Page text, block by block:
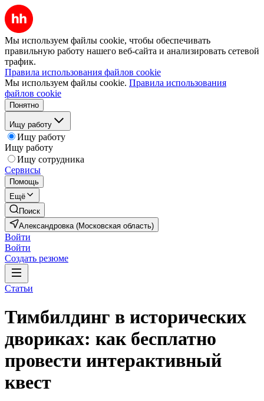
Мы используем файлы cookie, чтобы обеспечивать
правильную работу нашего веб-сайта и анализировать сетевой
трафик.
Правила использования файлов cookie
Мы используем файлы cookie. Правила использования
файлов cookie
Понятно
Ищу работу
Ищу работу
Ищу работу
Ищу сотрудника
Сервисы
Помощь
Ещё
Поиск
Александровка (Московская область)
Войти
Войти
Создать резюме
Статьи
Тимбилдинг в исторических
двориках: как бесплатно
провести интерактивный
квест